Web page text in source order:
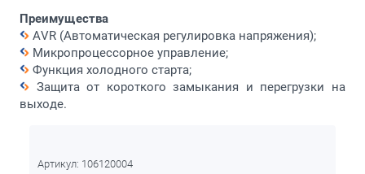
Преимущества
AVR (Автоматическая регулировка напряжения);
Микропроцессорное управление;
Функция холодного старта;
Защита от короткого замыкания и перегрузки на
выходе.
Артикул: 106120004